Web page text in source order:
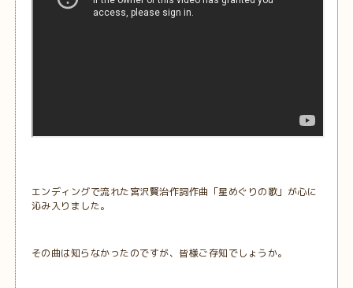
エンディングで流れた宮沢賢治作詞作曲「星めぐりの歌」が心に
沁み入りました。
その曲は知らなかったのですが、皆様ご存知でしょうか。